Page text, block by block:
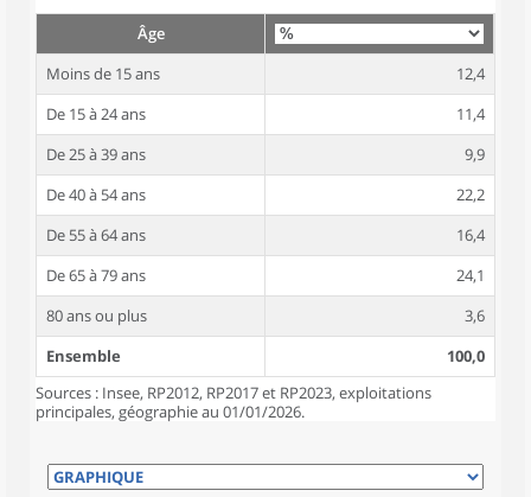
Âge
Moins de 15 ans
12,4
De 15 à 24 ans
11,4
De 25 à 39 ans
9,9
De 40 à 54 ans
22,2
De 55 à 64 ans
16,4
De 65 à 79 ans
24,1
80 ans ou plus
3,6
Ensemble
100,0
Sources : Insee, RP2012, RP2017 et RP2023, exploitations
principales, géographie au 01/01/2026.